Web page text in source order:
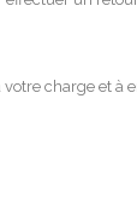
charge et à